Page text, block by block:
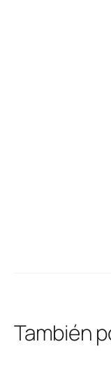
También